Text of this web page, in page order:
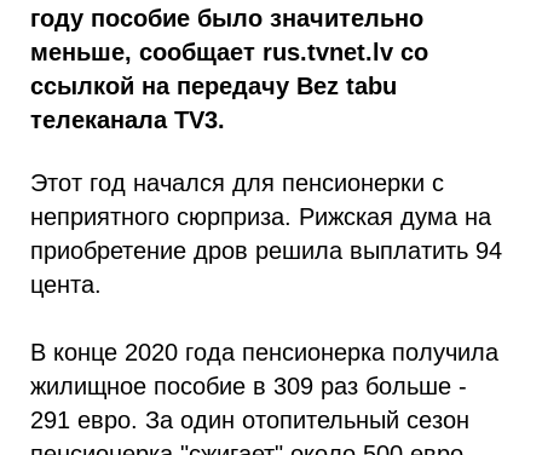
году пособие было значительно
меньше, сообщает rus.tvnet.lv со
ссылкой на передачу Bez tabu
телеканала TV3.
Этот год начался для пенсионерки с
неприятного сюрприза. Рижская дума на
приобретение дров решила выплатить 94
цента.
В конце 2020 года пенсионерка получила
жилищное пособие в 309 раз больше -
291 евро. За один отопительный сезон